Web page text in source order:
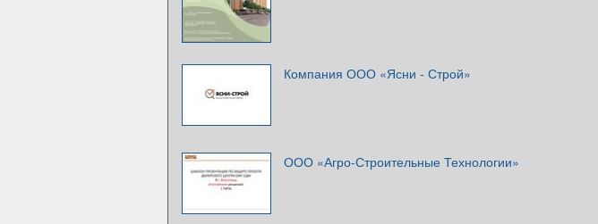
Компания ООО «Ясни - Строй»
ООО «Агро-Строительные Технологии»